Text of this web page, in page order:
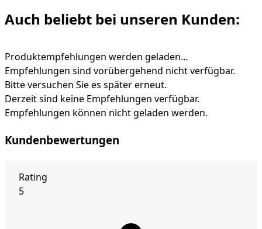
Auch beliebt bei unseren Kunden:
Produktempfehlungen werden geladen…
Empfehlungen sind vorübergehend nicht verfügbar.
Bitte versuchen Sie es später erneut.
Derzeit sind keine Empfehlungen verfügbar.
Empfehlungen können nicht geladen werden.
Kundenbewertungen
Rating
5